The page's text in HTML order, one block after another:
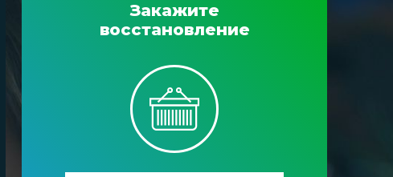
Закажите
восстановление